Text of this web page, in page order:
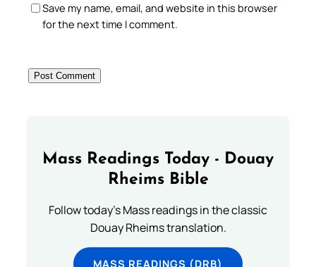
Save my name, email, and website in this browser
for the next time I comment.
Mass Readings Today - Douay
Rheims Bible
Follow today's Mass readings in the classic
Douay Rheims translation.
MASS READINGS (DRB)